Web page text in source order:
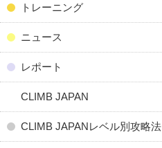
トレーニング
ニュース
レポート
CLIMB JAPAN
CLIMB JAPANレベル別攻略法